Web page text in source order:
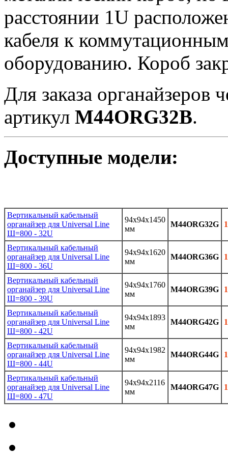
расстоянии 1U
кабеля к
оборудованию. Короб
Для заказа органайзеров
артикул M44ORG32B.
Доступные модели:
Вертикальный кабельный
органайзер для Universal Line
Ш=800 - 32U
94x94x1450
мм
M44ORG32G
Вертикальный кабельный
органайзер для Universal Line
Ш=800 - 36U
94x94x1620
мм
M44ORG36G
Вертикальный кабельный
органайзер для Universal Line
Ш=800 - 39U
94x94x1760
мм
M44ORG39G
Вертикальный кабельный
органайзер для Universal Line
Ш=800 - 42U
94x94x1893
мм
M44ORG42G
Вертикальный кабельный
органайзер для Universal Line
Ш=800 - 44U
94x94x1982
мм
M44ORG44G
Вертикальный кабельный
органайзер для Universal Line
Ш=800 - 47U
94x94x2116
мм
M44ORG47G